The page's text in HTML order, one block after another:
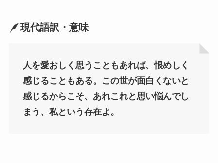
現代語訳・意味
人を愛おしく思うこともあれば、恨めしく
感じることもある。この世が面白くないと
感じるからこそ、あれこれと思い悩んでし
まう、私という存在よ。